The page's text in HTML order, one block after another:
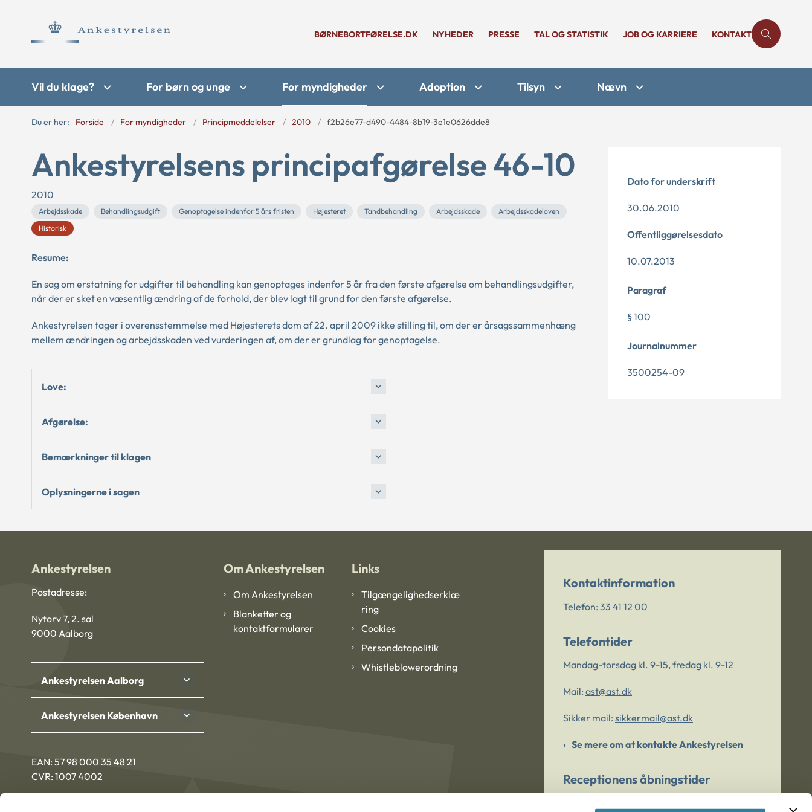
BØRNEBORTFØRELSE.DK NYHEDER PRESSE TAL OG STATISTIK JOB OG KARRIERE KONTAKT
Vil du klage? For børn og unge For myndigheder Adoption Tilsyn Nævn
Du er her: Forside For myndigheder Principmeddelelser 2010 f2b26e77-d490-4484-8b19-3e1e0626dde8
Ankestyrelsens principafgørelse 46-10
2010
Arbejdsskade Behandlingsudgift Genoptagelse indenfor 5 års fristen Højesteret Tandbehandling Arbejdsskade
Arbejdsskadeloven
Historisk
Resume:
En sag om erstatning for udgifter til behandling kan genoptages indenfor 5 år fra den første afgørelse om behandlingsudgifter,
når der er sket en væsentlig ændring af de forhold, der blev lagt til grund for den første afgørelse.
Ankestyrelsen tager i overensstemmelse med Højesterets dom af 22. april 2009 ikke stilling til, om der er årsagssammenhæng
mellem ændringen og arbejdsskaden ved vurderingen af, om der er grundlag for genoptagelse.
Love:
Afgørelse:
Bemærkninger til klagen
Oplysningerne i sagen
Dato for underskrift
30.06.2010
Offentliggørelsesdato
10.07.2013
Paragraf
§ 100
Journalnummer
3500254-09
Ankestyrelsen
Postadresse:
Nytorv 7, 2. sal
9000 Aalborg
Ankestyrelsen Aalborg
Ankestyrelsen København
EAN: 57 98 000 35 48 21
CVR: 1007 4002
Om Ankestyrelsen
Om Ankestyrelsen
Blanketter og
kontaktformularer
Links
Tilgængelighedserklæ
ring
Cookies
Persondatapolitik
Whistleblowerordning
Kontaktinformation
Telefon: 33 41 12 00
Telefontider
Mandag-torsdag kl. 9-15, fredag kl. 9-12
Mail: ast@ast.dk
Sikker mail: sikkermail@ast.dk
Se mere om at kontakte Ankestyrelsen
Receptionens åbningstider